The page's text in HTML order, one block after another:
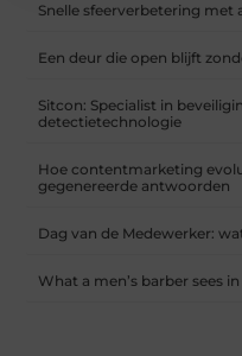
Snelle sfeerverbetering met
Een deur die open blijft
Sitcon: Specialist in
detectietechnologie
Hoe contentmarketing
gegenereerde antwoorden
Dag van de Medewerker:
What a men’s barber sees